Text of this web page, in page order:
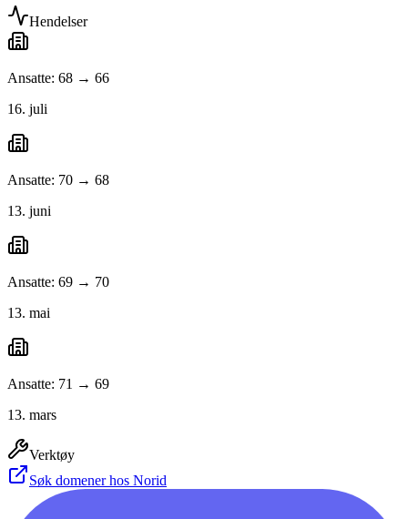
Hendelser
Ansatte: 68 → 66
16. juli
Ansatte: 70 → 68
13. juni
Ansatte: 69 → 70
13. mai
Ansatte: 71 → 69
13. mars
Verktøy
Søk domener hos Norid